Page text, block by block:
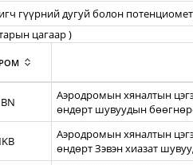
гүүрний дугуй болон
цагаар )
Аэродромын хяналтын
өндөрт шувуудын
Аэродромын хяналтын
өндөрт Зэвэн хиазат